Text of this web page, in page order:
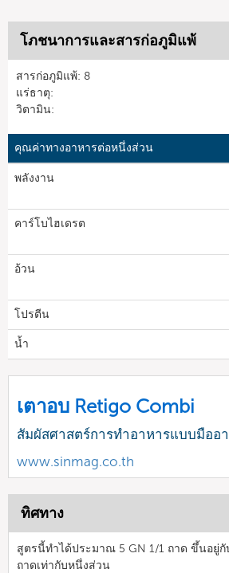
โภชนาการและสารก่อภูมิแพ้
สารก่อภูมิแพ้: 8
แร่ธาตุ:
วิตามิน:
คุณค่าทางอาหารต่อหนึ่งส่วน
พลังงาน
คาร์โบไฮเดรต
อ้วน
โปรตีน
น้ำ
เตาอบ Retigo Combi
สัมผัสศาสตร์การทำอาหารแบบมืออ
www.sinmag.co.th
ทิศทาง
สูตรนี้ทำได้ประมาณ 5 GN 1/1 ถาด ขึ้นอยู่
ถาดเท่ากับหนึ่งส่วน